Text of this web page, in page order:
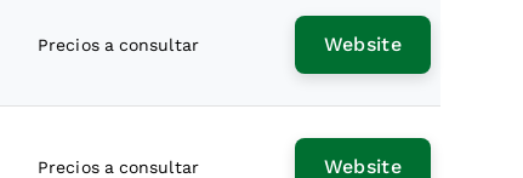
Precios a consultar Website
Precios a consultar Website